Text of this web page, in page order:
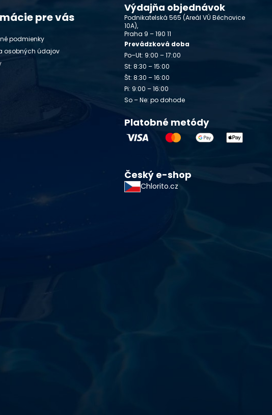
pre vás
podmienky
osobných údajov
Výdajňa objednávok
Podnikatelská 565 (Areál VÚ Běchovice
10A),
Praha 9 – 190 11
Prevádzková doba
Po–Ut: 9:00 – 17:00
St: 8:30 – 15:00
Št: 8:30 – 16:00
Pi: 9:00 – 16:00
So – Ne: po dohode
Platobné metódy
Český e-shop
Chlorito.cz
o vodu a
vzdelaním v oblasti čistiarní odpadových
zdokonaľovaním v oblasti starostlivosti o vodu.
vlastnej výroby pre čistú a bezpečnú
na najlepších európskych surovinách a
najvyššiu kvalitu za ceny porovnateľné s
a bezpečnosťou. Presvedčte sa sami o kvalite
kontrolami a testami, a o ich nepochybnej